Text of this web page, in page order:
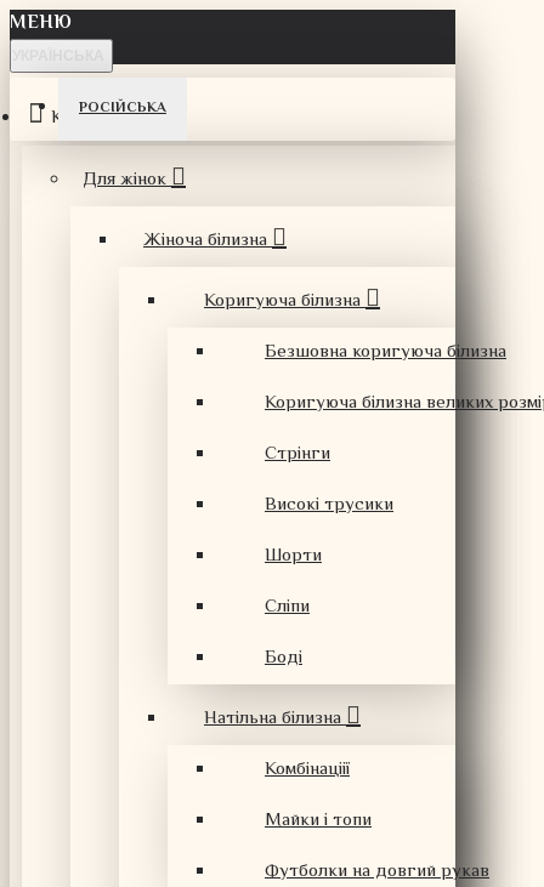
МЕНЮ
РОСІЙСЬКА
Каталог
Для жінок
Жіноча білизна
Коригуюча білизна
Безшовна коригуюча білизна
Коригуюча білизна великих
Стрінги
Високі трусики
Шорти
Сліпи
Боді
Натільна білизна
Комбінаціії
Майки і топи
Футболки на довгий рукав